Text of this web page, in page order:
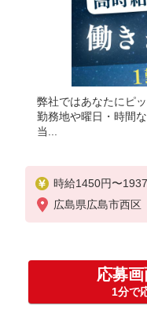
弊社ではあなたにピ
勤務地や曜日・時間
当...
時給1450円〜
全支給(ガソリン代
広島県広島市西区
応募
1分で